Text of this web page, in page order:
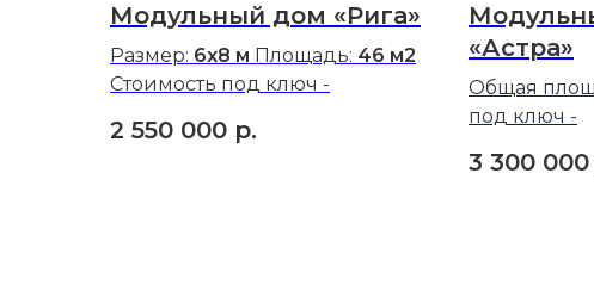
Модульный дом «Рига»
Размер: 6x8 м Площадь: 46 м2
Стоимость под ключ -
2 550 000 р.
«Астра»
Общая
под ключ -
3 300 000